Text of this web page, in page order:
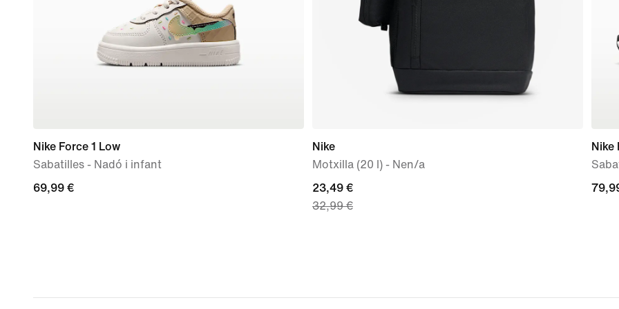
Nike Force 1 Low
Sabatilles - Nadó i infant
69,99 €
69,99 €
Nike
Motxilla (20 l) - Nen/a
current
price
23,49 €
32,99 €
Nike